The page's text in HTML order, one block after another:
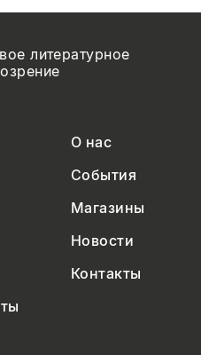
литературное
О нас
События
Магазины
Новости
Контакты